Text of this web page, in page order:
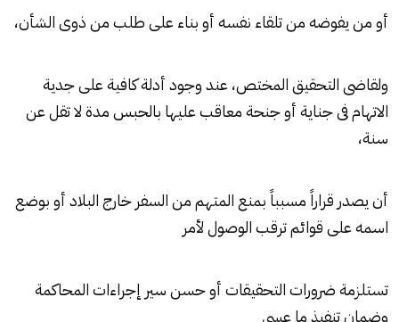
أو من يفوضه من تلقاء نفسه أو بناء على طلب من ذوى الشأن،
ولقاضى التحقيق المختص، عند وجود أدلة كافية على جدية
الاتهام فى جناية أو جنحة معاقب عليها بالحبس مدة لا تقل عن
سنة،
أن يصدر قراراً مسبباًبمنع المتهم من السفر خارج البلاد أو بوضع
اسمه على قوائم ترقب الوصول لأمر
تستلزمة ضرورات التحقيقات أو حسن سير إجراءات المحاكمة
وضمان تنفيذ ما عسى